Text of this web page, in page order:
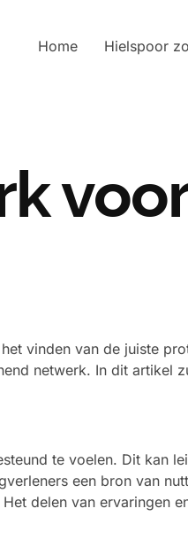
Home Hielspoor
voor
vinden van de juiste
netwerk. In dit artikel
te voelen. Dit kan
een bron van
delen van ervaringen